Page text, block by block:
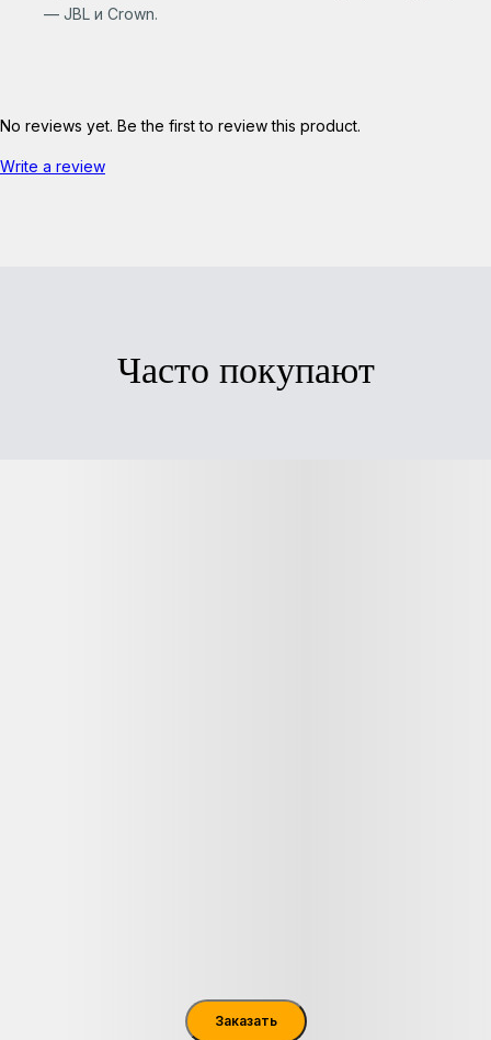
— JBL и Crown.
No reviews yet. Be the first to review this product.
Write a review
Часто покупают
Заказать